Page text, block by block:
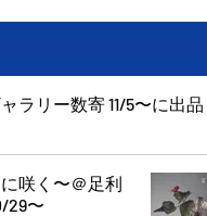
ラリー数寄 11/5〜に出品
咲く〜＠足利
29〜